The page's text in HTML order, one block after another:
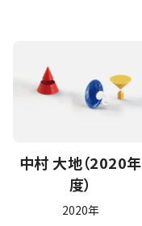
中村 大地（2020年
度）
2020年